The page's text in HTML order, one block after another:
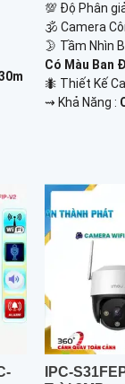
💯 Độ Phân
🕉️ Camera
🌛 Tầm Nhìn
Có Màu Ban
🐜 Thiết Kế
️⇝ Khả Năng :
IPC-